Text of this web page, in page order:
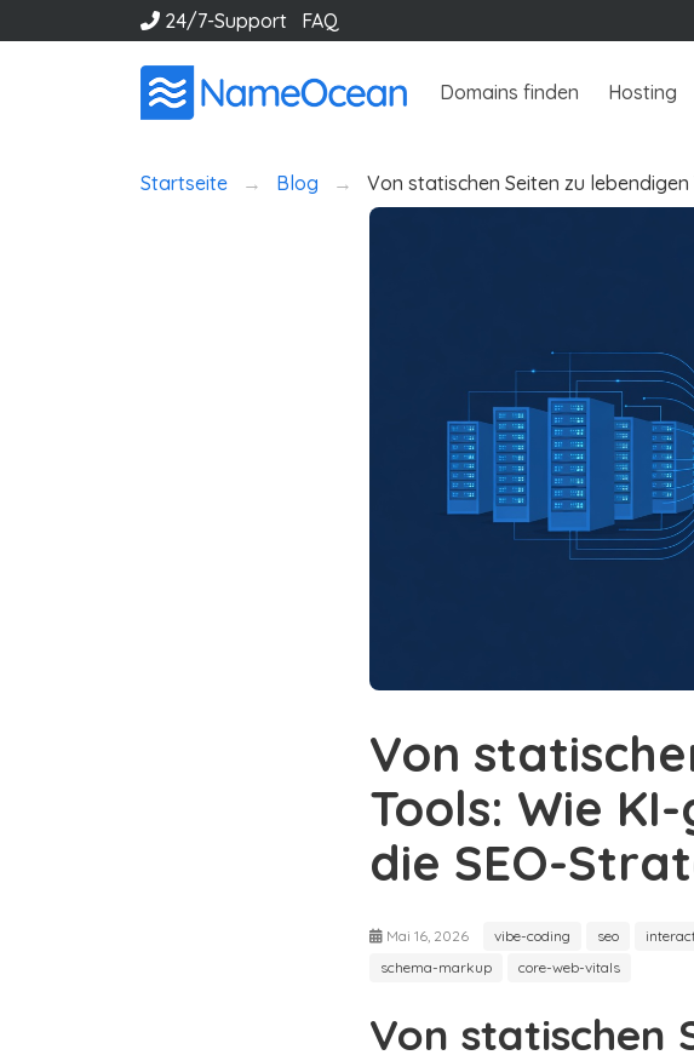
24/7-Support FAQ
Domains finden Hosting
Startseite Blog Von statischen Seiten zu lebendigen
Von
Tools: Wie
die SEO-
Mai 16, 2026 vibe-coding seo
schema-markup
core-web-vitals
Von statischen